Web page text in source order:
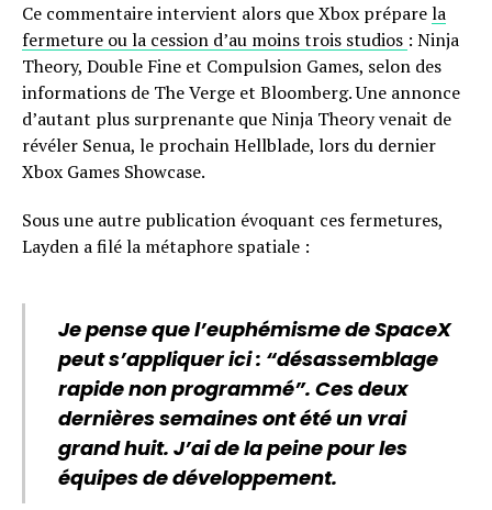
Ce commentaire intervient alors que Xbox préparela
fermeture ou la cession d’au moins trois studios : Ninja
Theory, Double Fine et Compulsion Games, selon des
informations de The Verge et Bloomberg. Une annonce
d’autant plus surprenante que Ninja Theory venait de
révéler Senua, le prochain Hellblade, lors du dernier
Xbox Games Showcase.
Sous une autre publication évoquant ces fermetures,
Layden a filé la métaphore spatiale :
Je pense que l’euphémisme de SpaceX
peut s’appliquer ici : “désassemblage
rapide non programmé”. Ces deux
dernières semaines ont été un vrai
grand huit. J’ai de la peine pour les
équipes de développement.